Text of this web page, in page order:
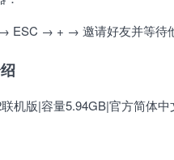
ESC → + → 邀请好友并等待他
机版|容量5.94GB|官方简体